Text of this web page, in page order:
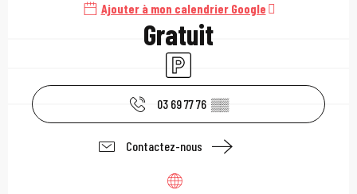
Ajouter à mon calendrier Google
Gratuit
Parking
03 69 77 76 ▒▒
Contactez-nous